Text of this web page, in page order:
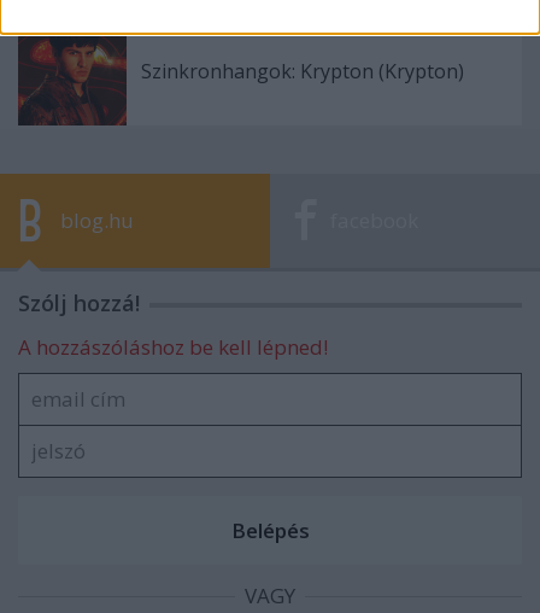
Szinkronhangok: Krypton (Krypton)
blog.hu
Szólj hozzá!
A hozzászóláshoz be kell lépned!
VAGY